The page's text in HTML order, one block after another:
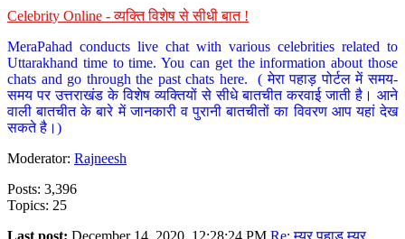
Celebrity Online - व्यक्ति विशेष से सीधी बात !
MeraPahad conducts live chat with various celebrities related to
Uttarakhand time to time. You can get the information about those
chats and go through the past chats here. ( मेरा पहाड़ पोर्टल में समय-
समय पर उत्तराखंड के विशेष व्यक्तियों से सीधे बातचीत करवाई जाती है। आने
वाली बातचीत के बारे में जानकारी व पुरानी बातचीतों का विवरण आप यहां देख
सकते है।)
Moderator: Rajneesh
Posts: 3,396
Topics: 25
Last post: December 14, 2020, 12:28:24 PM Re: म्यर पहाड़ म्यर